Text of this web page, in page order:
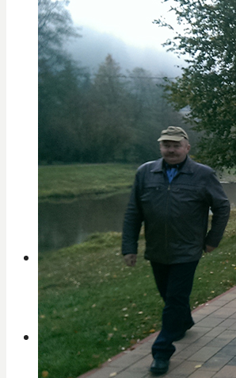
Verejné obstarávanie
Príprava stratégie CLLD
Ochrana osobných údajov
Región
Projekty